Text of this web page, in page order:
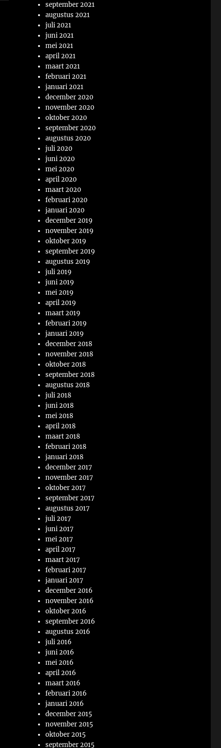
september 2021
augustus 2021
juli 2021
juni 2021
mei 2021
april 2021
maart 2021
februari 2021
januari 2021
december 2020
november 2020
oktober 2020
september 2020
augustus 2020
juli 2020
juni 2020
mei 2020
april 2020
maart 2020
februari 2020
januari 2020
december 2019
november 2019
oktober 2019
september 2019
augustus 2019
juli 2019
juni 2019
mei 2019
april 2019
maart 2019
februari 2019
januari 2019
december 2018
november 2018
oktober 2018
september 2018
augustus 2018
juli 2018
juni 2018
mei 2018
april 2018
maart 2018
februari 2018
januari 2018
december 2017
november 2017
oktober 2017
september 2017
augustus 2017
juli 2017
juni 2017
mei 2017
april 2017
maart 2017
februari 2017
januari 2017
december 2016
november 2016
oktober 2016
september 2016
augustus 2016
juli 2016
juni 2016
mei 2016
april 2016
maart 2016
februari 2016
januari 2016
december 2015
november 2015
oktober 2015
september 2015